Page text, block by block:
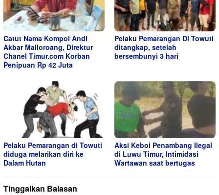
Catut Nama Kompol Andi
Akbar Malloroang, Direktur
Chanel Timur.com Korban
Penipuan Rp 42 Juta
Pelaku Pemarangan Di Towuti
ditangkap, setelah
bersembunyi 3 hari
Pelaku Pemarangan di Towuti
diduga melarikan diri ke
Dalam Hutan
Aksi Keboi Penambang Ilegal
di Luwu Timur, Intimidasi
Wartawan saat bertugas
Tinggalkan Balasan